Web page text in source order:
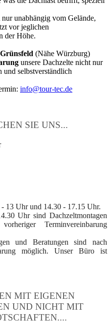
unabhängig vom Gelände,
vor jeglichen
der Höhe.
(Nähe Würzburg)
unsere Dachzelte nicht nur
und selbstverständlich
info@tour-tec.de
SIE UNS...
13 Uhr und 14.30 - 17.15 Uhr.
Uhr sind Dachzeltmontagen
Terminvereinbarung
und Beratungen sind nach
möglich. Unser Büro ist
MIT EIGENEN
UND NICHT MIT